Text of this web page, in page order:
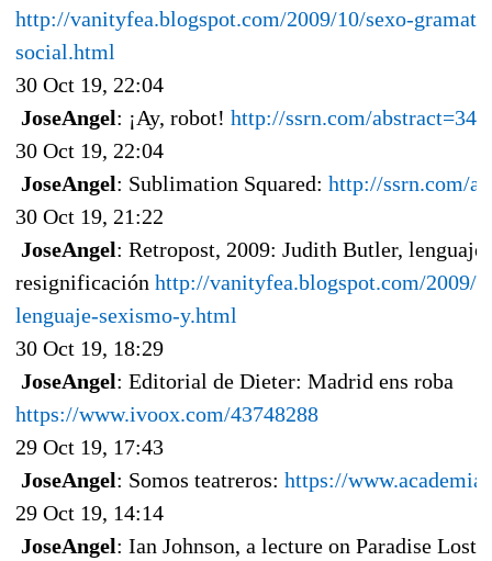
http://vanityfea.blogspot.com/2009/10/sexo-
social.html
30 Oct 19, 22:04
JoseAngel: ¡Ay, robot! http://ssrn.com/
30 Oct 19, 22:04
JoseAngel: Sublimation Squared: http://ssrn.com/
30 Oct 19, 21:22
JoseAngel: Retropost, 2009: Judith Butler,
resignificación http://vanityfea.blogspot.com/2009/
lenguaje-sexismo-y.html
30 Oct 19, 18:29
JoseAngel: Editorial de Dieter: Madrid ens roba
https://www.ivoox.com/43748288
29 Oct 19, 17:43
JoseAngel: Somos teatreros: https://
29 Oct 19, 14:14
JoseAngel: Ian Johnson, a lecture on Paradise Lost: